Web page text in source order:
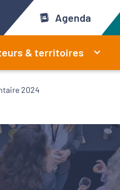
Agenda
& territoires
2024